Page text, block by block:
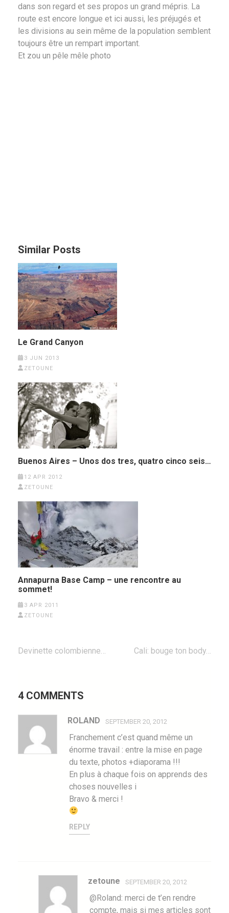
dans son regard et ses propos un grand mépris. La
route est encore longue et ici aussi, les préjugés et
les divisions au sein même de la population semblent
toujours être un rempart important.
Et zou un pêle mêle photo
Similar Posts
Le Grand Canyon
3 JUN 2013
ZETOUNE
Buenos Aires – Unos dos tres, quatro cinco seis…
12 APR 2012
ZETOUNE
Annapurna Base Camp – une rencontre au
sommet!
3 APR 2011
ZETOUNE
Post
Devinette colombienne… Cali: bouge ton body…
4 COMMENTS
ROLAND SEPTEMBER 20, 2012
Franchement c’est quand même un
énorme travail : entre la mise en page
du texte, photos +diaporama !!!
En plus à chaque fois on apprends des
choses nouvelles i
Bravo & merci !
REPLY
zetoune SEPTEMBER 20, 2012
@Roland: merci de t’en rendre
compte, mais si mes articles sont